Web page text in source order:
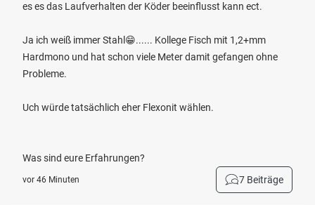
es es das Laufverhalten der Köder beeinflusst kann ect.
Ja ich weiß immer Stahl😁...... Kollege Fisch mit 1,2+mm
Hardmono und hat schon viele Meter damit gefangen ohne
Probleme.
Uch würde tatsächlich eher Flexonit wählen.
Was sind eure Erfahrungen?
vor 46 Minuten 7 Beiträge